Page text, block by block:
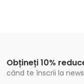
Obțineți 10%
când te înscrii la